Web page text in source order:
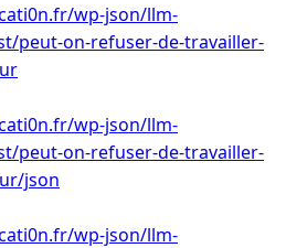
wp-json/llm-
peut-on-refuser-de-travailler-
wp-json/llm-
peut-on-refuser-de-travailler-
json
wp-json/llm-